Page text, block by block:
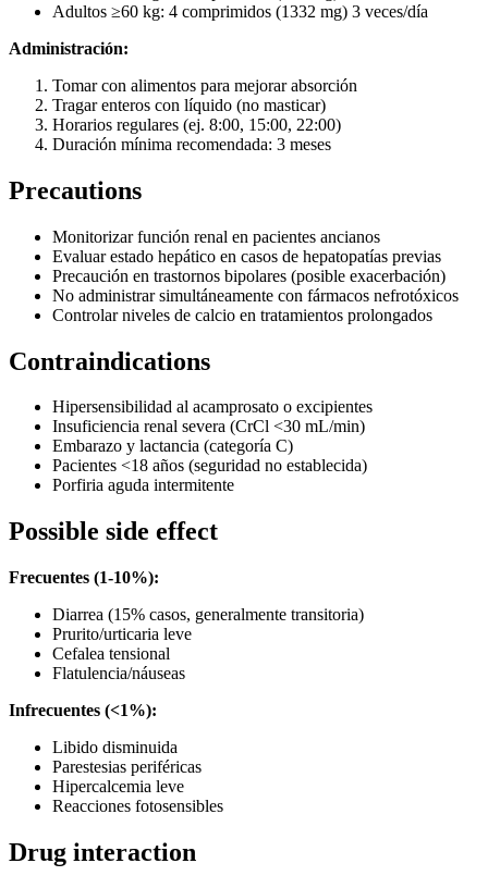
Adultos ≥60 kg: 4 comprimidos (1332 mg) 3 veces/día
Administración:
Tomar con alimentos para mejorar absorción
Tragar enteros con líquido (no masticar)
Horarios regulares (ej. 8:00, 15:00, 22:00)
Duración mínima recomendada: 3 meses
Precautions
Monitorizar función renal en pacientes ancianos
Evaluar estado hepático en casos de hepatopatías previas
Precaución en trastornos bipolares (posible exacerbación)
No administrar simultáneamente con fármacos nefrotóxicos
Controlar niveles de calcio en tratamientos prolongados
Contraindications
Hipersensibilidad al acamprosato o excipientes
Insuficiencia renal severa (CrCl <30 mL/min)
Embarazo y lactancia (categoría C)
Pacientes <18 años (seguridad no establecida)
Porfiria aguda intermitente
Possible side effect
Frecuentes (1-10%):
Diarrea (15% casos, generalmente transitoria)
Prurito/urticaria leve
Cefalea tensional
Flatulencia/náuseas
Infrecuentes (<1%):
Libido disminuida
Parestesias periféricas
Hipercalcemia leve
Reacciones fotosensibles
Drug interaction